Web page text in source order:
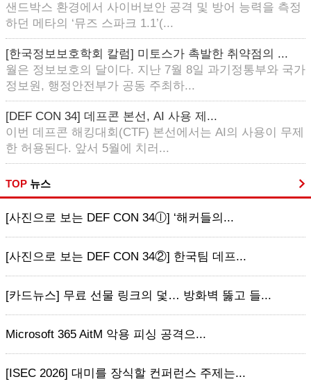
샌드박스 환경에서 사이버보안 공격 및 방어 능력을 측정
하던 메타의 ‘뮤즈 스파크 1.1’(...
[한국정보보호학회 칼럼] 미토스가 촉발한 취약점의 ...
월은 정보보호의 달이다. 지난 7월 8일 과기정통부와 국가
정보원, 행정안전부가 공동 주최하...
[DEF CON 34] 데프콘 본선, AI 사용 제...
이번 데프콘 해킹대회(CTF) 본선에서는 AI의 사용이 무제
한 허용된다. 앞서 5월에 치러...
TOP 뉴스
[사진으로 보는 DEF CON 34ⓛ] ‘해커들의...
[사진으로 보는 DEF CON 34②] 한국팀 데프...
[카드뉴스] 무료 선물 링크의 덫… 방화벽 뚫고 들...
Microsoft 365 AitM 악용 피싱 공격으...
[ISEC 2026] 대미를 장식할 컨퍼런스 주제는...